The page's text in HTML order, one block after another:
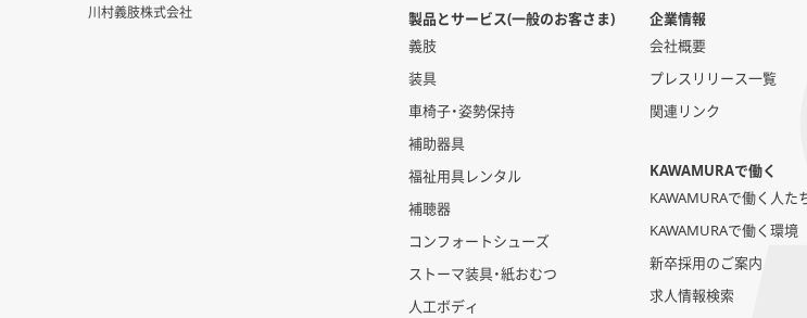
川村義肢株式会社
製品とサービス(一般のお客さま)
義肢
装具
車椅子・姿勢保持
補助器具
福祉用具レンタル
補聴器
コンフォートシューズ
ストーマ装具・紙おむつ
人工ボディ
企業情報
会社概要
プレスリリース一覧
関連リンク
KAWAMURAで働く
KAWAMURAで働く人た
KAWAMURAで働く環境
新卒採用のご案内
求人情報検索